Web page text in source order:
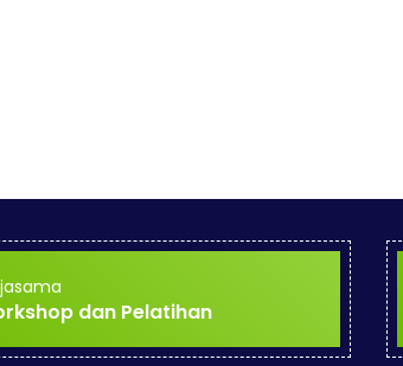
dan Pelatihan